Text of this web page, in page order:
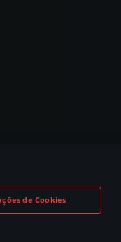
de Cookies